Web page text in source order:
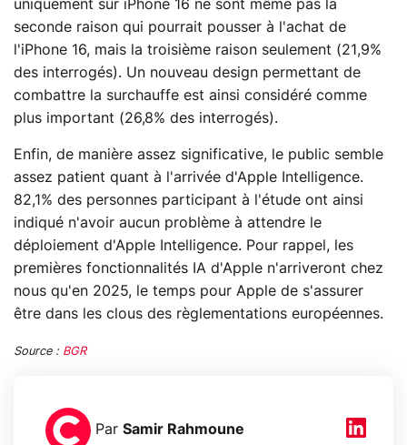
uniquement sur iPhone 16 ne sont même pas la
seconde raison qui pourrait pousser à l'achat de
l'iPhone 16, mais la troisième raison seulement (21,9%
des interrogés). Un nouveau design permettant de
combattre la surchauffe est ainsi considéré comme
plus important (26,8% des interrogés).
Enfin, de manière assez significative, le public semble
assez patient quant à l'arrivée d'Apple Intelligence.
82,1% des personnes participant à l'étude ont ainsi
indiqué n'avoir aucun problème à attendre le
déploiement d'Apple Intelligence. Pour rappel, les
premières fonctionnalités IA d'Apple n'arriveront chez
nous qu'en 2025, le temps pour Apple de s'assurer
être dans les clous des règlementations européennes.
Source : BGR
Par Samir Rahmoune